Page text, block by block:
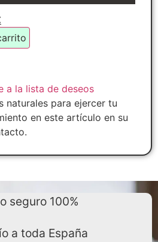
a la lista de deseos
naturales para ejercer tu
en este artículo en su
seguro 100%
a toda España